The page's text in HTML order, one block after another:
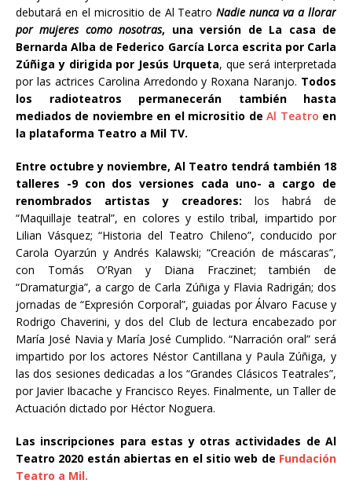
debutará en el micrositio de Al TeatroNadie nunca va a llorar
por mujeres como nosotras, una versión de La casa de
Bernarda Alba de Federico García Lorca escrita por Carla
Zúñiga y dirigida por Jesús Urqueta, que será interpretada
por las actrices Carolina Arredondo y Roxana Naranjo. Todos
los radioteatros permanecerán también hasta
mediados de noviembre en el micrositio deAl Teatro en
la plataforma Teatro a Mil TV.
Entre octubre y noviembre, Al Teatro tendrá también 18
talleres -9 con dos versiones cada uno- a cargo de
renombrados artistas y creadores: los habrá de
“Maquillaje teatral”, en colores y estilo tribal, impartido por
Lilian Vásquez; “Historia del Teatro Chileno”, conducido por
Carola Oyarzún y Andrés Kalawski; “Creación de máscaras”,
con Tomás O’Ryan y Diana Fraczinet; también de
“Dramaturgia”, a cargo de Carla Zúñiga y Flavia Radrigán; dos
jornadas de “Expresión Corporal”, guiadas por Álvaro Facuse y
Rodrigo Chaverini, y dos del Club de lectura encabezado por
María José Navia y María José Cumplido. “Narración oral” será
impartido por los actores Néstor Cantillana y Paula Zúñiga, y
las dos sesiones dedicadas a los “Grandes Clásicos Teatrales”,
por Javier Ibacache y Francisco Reyes. Finalmente, un Taller de
Actuación dictado por Héctor Noguera.
Las inscripciones para estas y otras actividades de Al
Teatro 2020 están abiertas en el sitio web de Fundación
Teatro a Mil.